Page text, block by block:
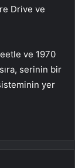
Drive ve
ve 1970
serinin bir
yer